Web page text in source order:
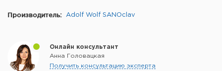
Производитель: Adolf Wolf SANOclav
Онлайн консультант
Анна Головацкая
Получить консультацию эксперта